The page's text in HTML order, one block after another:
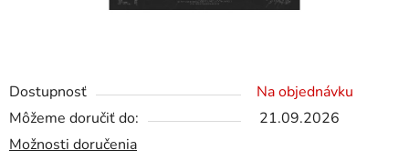
Dostupnosť
Na objednávku
Môžeme doručiť do:
21.09.2026
Možnosti doručenia